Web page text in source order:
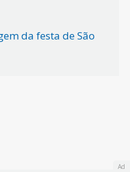
da festa de São
Ad